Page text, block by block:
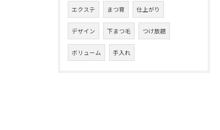
エクステ まつ育 仕上がり
デザイン 下まつ毛 つけ放題
ボリューム 手入れ